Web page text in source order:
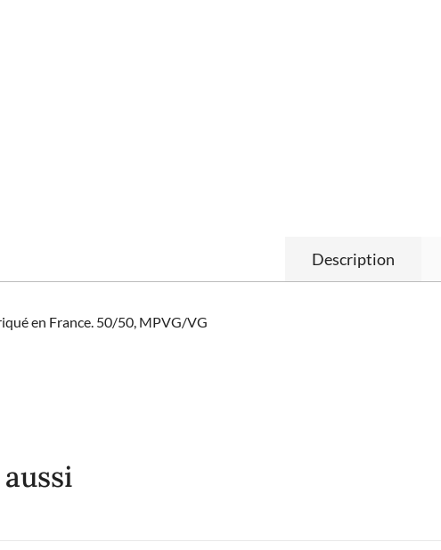
Description
en France. 50/50, MPVG/VG